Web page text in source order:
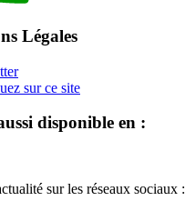
Légales
sur ce site
disponible en :
sur les réseaux sociaux :